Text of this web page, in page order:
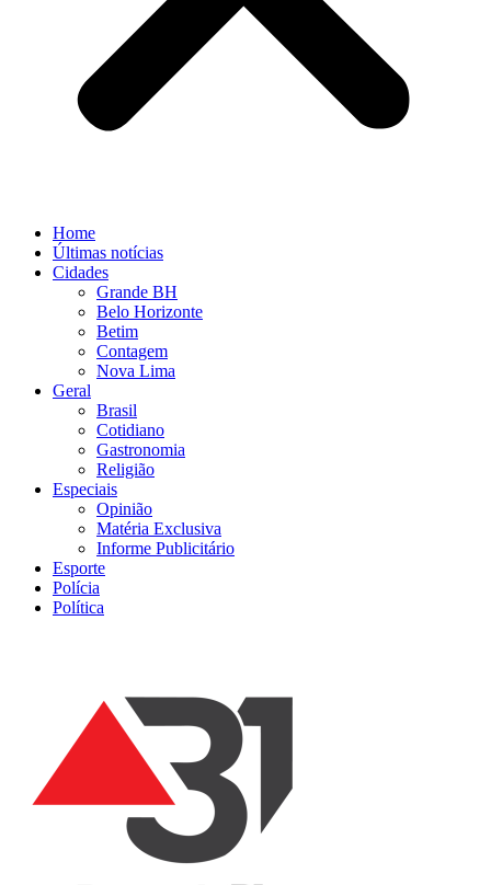
Home
Últimas notícias
Cidades
Grande BH
Belo Horizonte
Betim
Contagem
Nova Lima
Geral
Brasil
Cotidiano
Gastronomia
Religião
Especiais
Opinião
Matéria Exclusiva
Informe Publicitário
Esporte
Polícia
Política